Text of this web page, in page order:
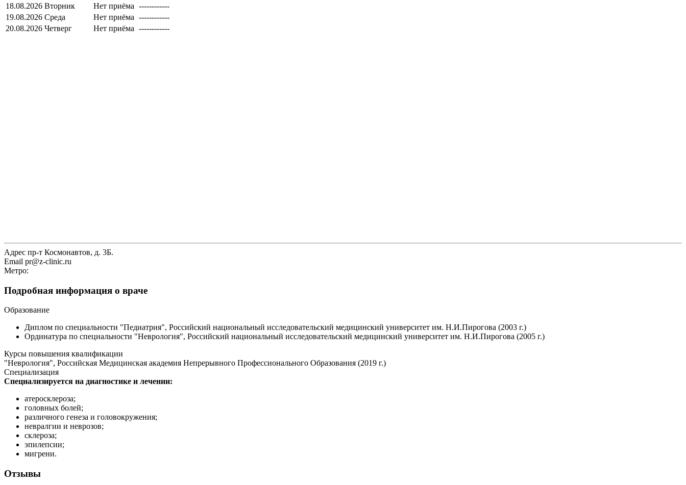
18.08.2026 Вторник Нет приёма ------------
19.08.2026 Среда Нет приёма ------------
20.08.2026 Четверг Нет приёма ------------
Адрес пр-т Космонавтов, д. 3Б.
Email pr@z-clinic.ru
Метро:
Подробная информация о враче
Образование
Диплом по специальности "Педиатрия", Российский национальный исследовательский медицинский университет им. Н.И.Пирогова (2003 г.)
Ординатура по специальности "Неврология", Российский национальный исследовательский медицинский университет им. Н.И.Пирогова (2005 г.)
Курсы повышения квалификации
"Неврология", Российская Медицинская академия Непрерывного Профессионального Образования (2019 г.)
Специализация
Специализируется на диагностике и лечении:
атеросклероза;
головных болей;
различного генеза и головокружения;
невралгии и неврозов;
склероза;
эпилепсии;
мигрени.
Отзывы